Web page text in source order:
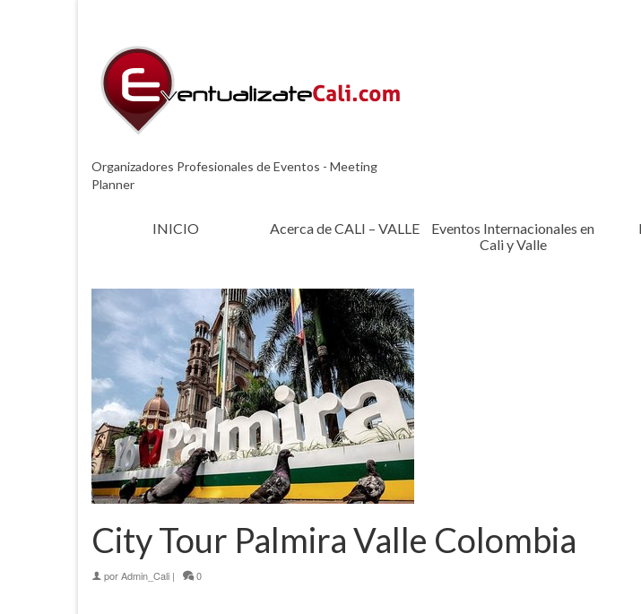
Organizadores Profesionales de Eventos - Meeting
Planner
INICIO Acerca de CALI – VALLE
Eventos Internacionales en
Cali y Valle
City Tour Palmira Valle Colombia
porAdmin_Cali | 0